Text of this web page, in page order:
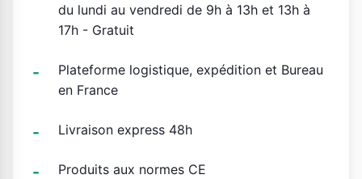
du lundi au vendredi de 9h à 13h et 13h à
17h - Gratuit
Plateforme logistique, expédition et Bureau
en France
Livraison express 48h
Produits aux normes CE